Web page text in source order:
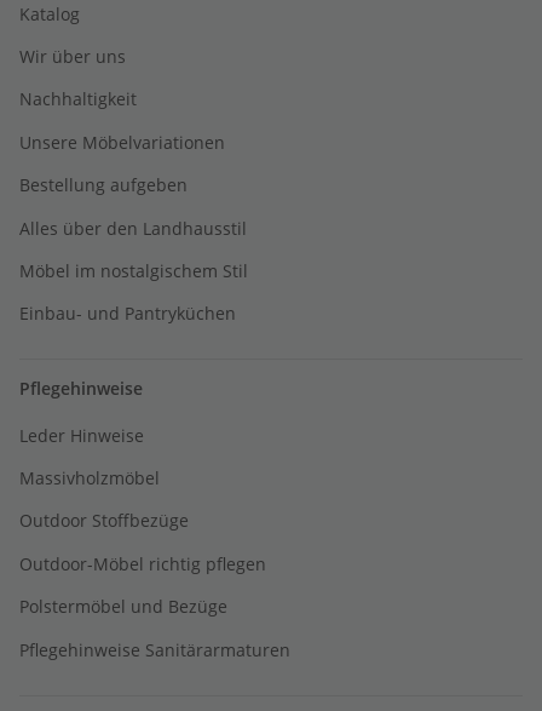
Katalog
Wir über uns
Nachhaltigkeit
Unsere Möbelvariationen
Bestellung aufgeben
Alles über den Landhausstil
Möbel im nostalgischem Stil
Einbau- und Pantryküchen
Pflegehinweise
Leder Hinweise
Massivholzmöbel
Outdoor Stoffbezüge
Outdoor-Möbel richtig pflegen
Polstermöbel und Bezüge
Pflegehinweise Sanitärarmaturen